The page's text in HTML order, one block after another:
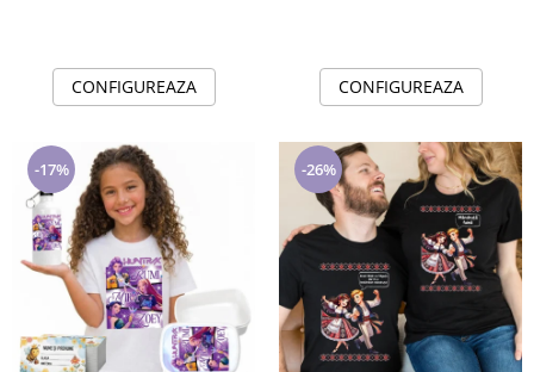
Pijamale
WINTER Collection
Incaltaminte
Seturi elegante femei
Umbrele
Pijamale de copii
Pijamale BIG SIZE femei
Cadouri ocazii speciale
Tricouri de craciun
CONFIGUREAZA CONFIGUREAZA
-17% -26%